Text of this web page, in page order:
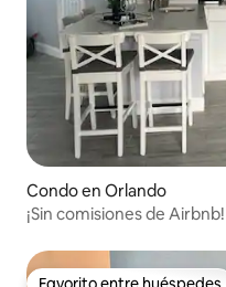
Condo en Orlando
¡Sin comisiones de